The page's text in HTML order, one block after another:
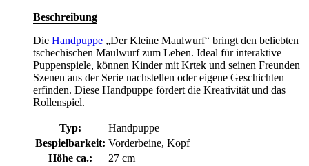
Beschreibung
Die Handpuppe „Der Kleine Maulwurf“ bringt den beliebten
tschechischen Maulwurf zum Leben. Ideal für interaktive
Puppenspiele, können Kinder mit Krtek und seinen Freunden
Szenen aus der Serie nachstellen oder eigene Geschichten
erfinden. Diese Handpuppe fördert die Kreativität und das
Rollenspiel.
Typ:
Handpuppe
Bespielbarkeit: Vorderbeine, Kopf
Höhe ca.:
27 cm